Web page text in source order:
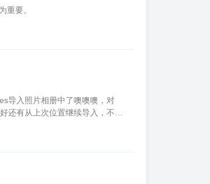
重要。
导入照片相册中了噢噢噢，对
还有从上次位置继续导入，不然